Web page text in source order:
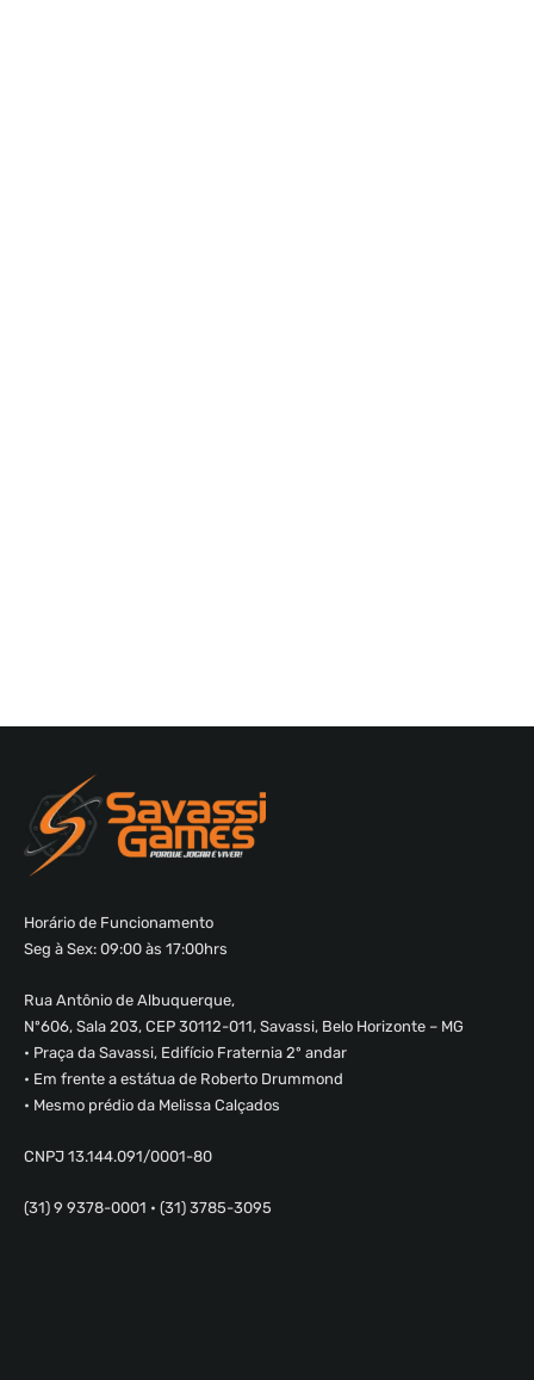
Horário de Funcionamento
Seg à Sex: 09:00 às 17:00hrs
Rua Antônio de Albuquerque,
Nº606, Sala 203, CEP 30112-011, Savassi, Belo Horizonte – MG
• Praça da Savassi, Edifício Fraternia 2º andar
• Em frente a estátua de Roberto Drummond
• Mesmo prédio da Melissa Calçados
CNPJ 13.144.091/0001-80
(31) 9 9378-0001 • (31) 3785-3095